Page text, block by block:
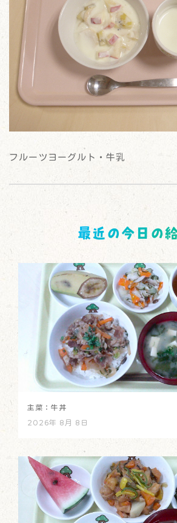
フルーツヨーグルト・牛乳
最近の今日の
主菜：牛丼
2026年 8月 8日